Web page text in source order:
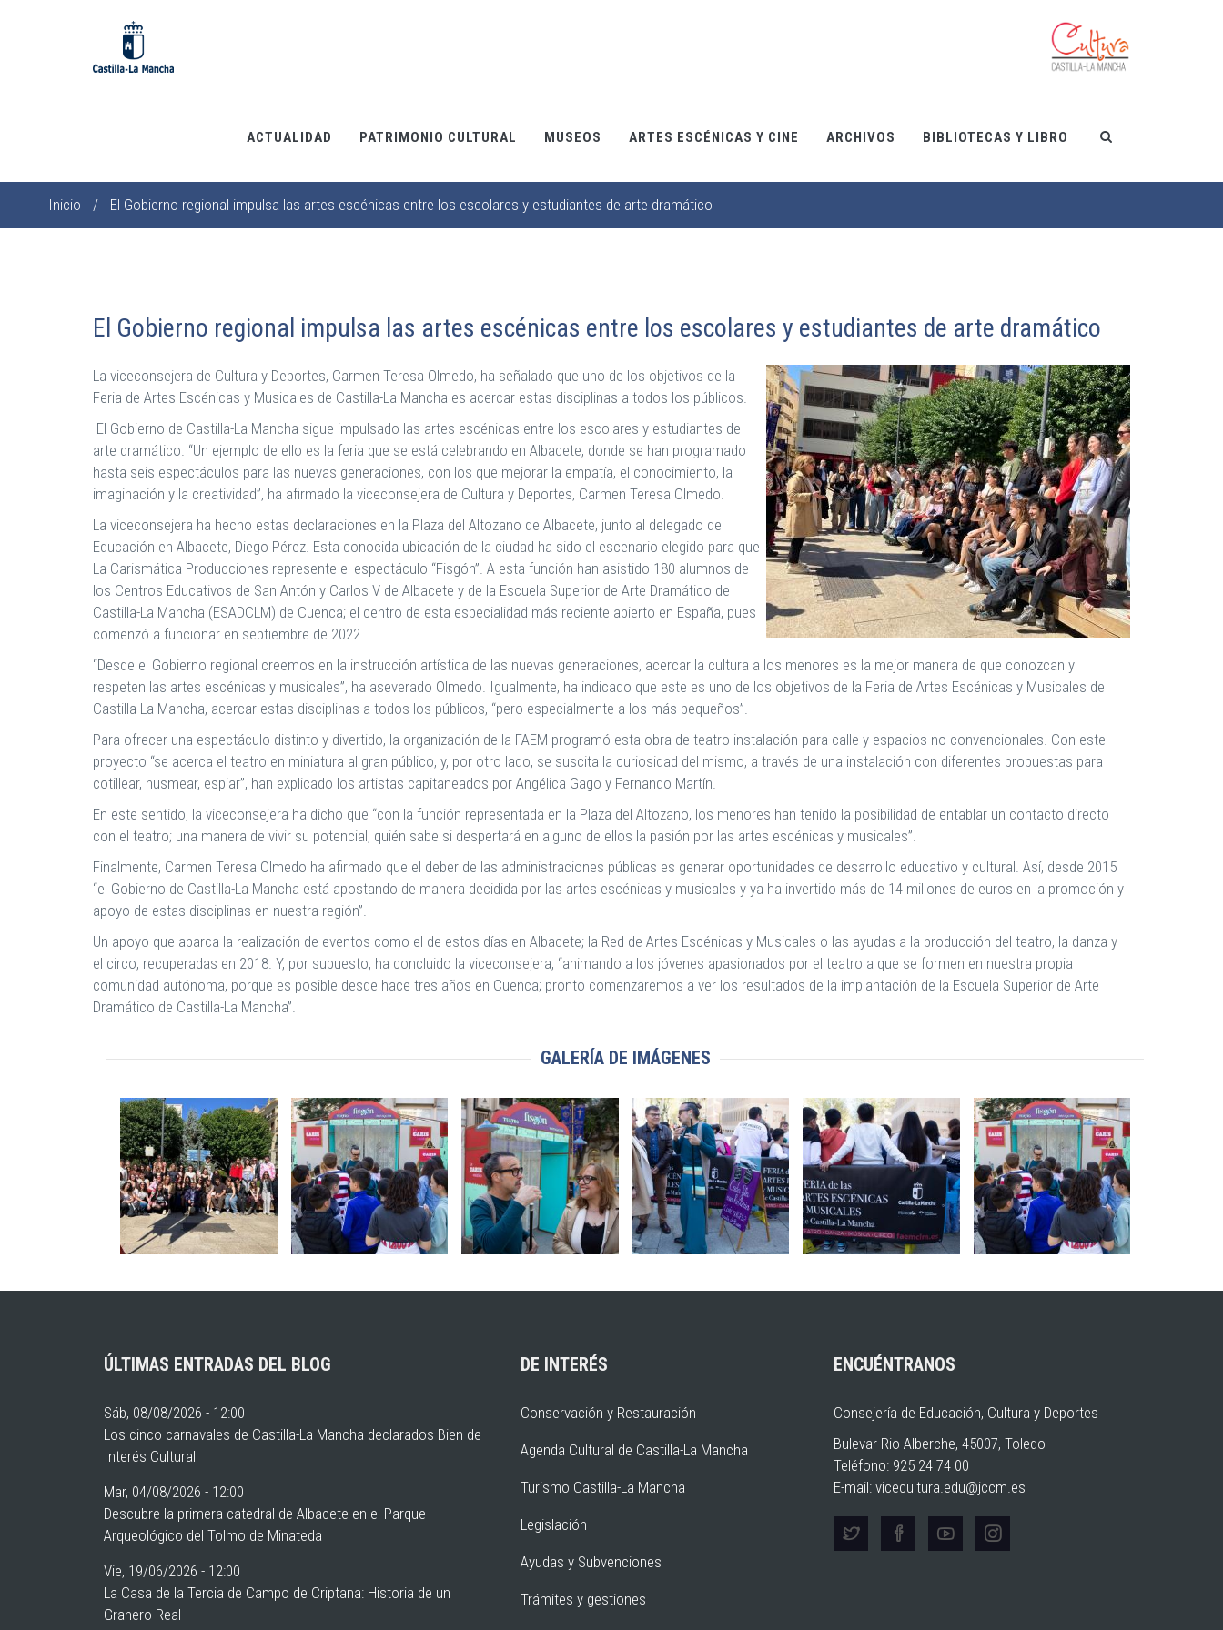
ACTUALIDAD PATRIMONIO CULTURAL MUSEOS ARTES ESCÉNICAS Y CINE ARCHIVOS BIBLIOTECAS Y LIBRO
Sobrescribir
navegación
Inicio / El Gobierno regional impulsa las artes escénicas entre los escolares y estudiantes de arte dramático
El Gobierno regional impulsa las artes escénicas entre los escolares y estudiantes de arte dramático
La viceconsejera de Cultura y Deportes, Carmen Teresa Olmedo, ha señalado que uno de los objetivos de la
Feria de Artes Escénicas y Musicales de Castilla-La Mancha es acercar estas disciplinas a todos los públicos.
El Gobierno de Castilla-La Mancha sigue impulsado las artes escénicas entre los escolares y estudiantes de
arte dramático. “Un ejemplo de ello es la feria que se está celebrando en Albacete, donde se han programado
hasta seis espectáculos para las nuevas generaciones, con los que mejorar la empatía, el conocimiento, la
imaginación y la creatividad”, ha afirmado la viceconsejera de Cultura y Deportes, Carmen Teresa Olmedo.
La viceconsejera ha hecho estas declaraciones en la Plaza del Altozano de Albacete, junto al delegado de
Educación en Albacete, Diego Pérez. Esta conocida ubicación de la ciudad ha sido el escenario elegido para que
La Carismática Producciones represente el espectáculo “Fisgón”. A esta función han asistido 180 alumnos de
los Centros Educativos de San Antón y Carlos V de Albacete y de la Escuela Superior de Arte Dramático de
Castilla-La Mancha (ESADCLM) de Cuenca; el centro de esta especialidad más reciente abierto en España, pues
comenzó a funcionar en septiembre de 2022.
“Desde el Gobierno regional creemos en la instrucción artística de las nuevas generaciones, acercar la cultura a los menores es la mejor manera de que conozcan y
respeten las artes escénicas y musicales”, ha aseverado Olmedo. Igualmente, ha indicado que este es uno de los objetivos de la Feria de Artes Escénicas y Musicales de
Castilla-La Mancha, acercar estas disciplinas a todos los públicos, “pero especialmente a los más pequeños”.
Para ofrecer una espectáculo distinto y divertido, la organización de la FAEM programó esta obra de teatro-instalación para calle y espacios no convencionales. Con este
proyecto “se acerca el teatro en miniatura al gran público, y, por otro lado, se suscita la curiosidad del mismo, a través de una instalación con diferentes propuestas para
cotillear, husmear, espiar”, han explicado los artistas capitaneados por Angélica Gago y Fernando Martín.
En este sentido, la viceconsejera ha dicho que “con la función representada en la Plaza del Altozano, los menores han tenido la posibilidad de entablar un contacto directo
con el teatro; una manera de vivir su potencial, quién sabe si despertará en alguno de ellos la pasión por las artes escénicas y musicales”.
Finalmente, Carmen Teresa Olmedo ha afirmado que el deber de las administraciones públicas es generar oportunidades de desarrollo educativo y cultural. Así, desde 2015
“el Gobierno de Castilla-La Mancha está apostando de manera decidida por las artes escénicas y musicales y ya ha invertido más de 14 millones de euros en la promoción y
apoyo de estas disciplinas en nuestra región”.
Un apoyo que abarca la realización de eventos como el de estos días en Albacete; la Red de Artes Escénicas y Musicales o las ayudas a la producción del teatro, la danza y
el circo, recuperadas en 2018. Y, por supuesto, ha concluido la viceconsejera, “animando a los jóvenes apasionados por el teatro a que se formen en nuestra propia
comunidad autónoma, porque es posible desde hace tres años en Cuenca; pronto comenzaremos a ver los resultados de la implantación de la Escuela Superior de Arte
Dramático de Castilla-La Mancha”.
GALERÍA DE IMÁGENES
ÚLTIMAS ENTRADAS DEL BLOG
Sáb, 08/08/2026 - 12:00
Los cinco carnavales de Castilla-La Mancha declarados Bien de
Interés Cultural
Mar, 04/08/2026 - 12:00
Descubre la primera catedral de Albacete en el Parque
Arqueológico del Tolmo de Minateda
Vie, 19/06/2026 - 12:00
La Casa de la Tercia de Campo de Criptana: Historia de un
Granero Real
DE INTERÉS
Conservación y Restauración
Agenda Cultural de Castilla-La Mancha
Turismo Castilla-La Mancha
Legislación
Ayudas y Subvenciones
Trámites y gestiones
ENCUÉNTRANOS
Consejería de Educación, Cultura y Deportes
Bulevar Rio Alberche, 45007, Toledo
Teléfono: 925 24 74 00
E-mail: vicecultura.edu@jccm.es